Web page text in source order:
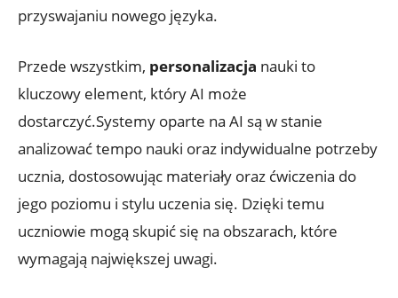
przyswajaniu nowego⁣ języka.
Przede wszystkim, personalizacja ⁣nauki to
kluczowy ⁣element, który ‌AI może
dostarczyć.Systemy oparte na AI są ⁤w stanie​
analizować‍ tempo nauki oraz indywidualne‌ potrzeby​
ucznia, ⁢dostosowując ⁤materiały​ oraz ćwiczenia‌ do
jego poziomu i⁣ stylu uczenia się. ‍Dzięki temu
uczniowie mogą skupić się na ⁣obszarach, ‌które
wymagają największej uwagi.